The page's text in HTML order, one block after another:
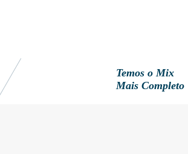
Temos o Mix
Mais Completo